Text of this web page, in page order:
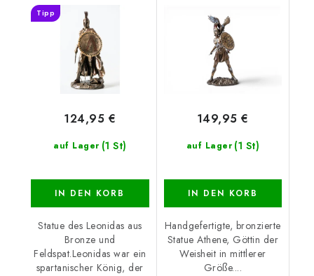
Tipp
auf Lager (1 St)
124,95 €
IN DEN KORB
Statue des Leonidas aus
Bronze und
Feldspat.Leonidas war ein
spartanischer König, der
auf Lager (1 St)
149,95 €
IN DEN KORB
Handgefertigte, bronzierte
Statue Athene, Göttin der
Weisheit in mittlerer
Größe....